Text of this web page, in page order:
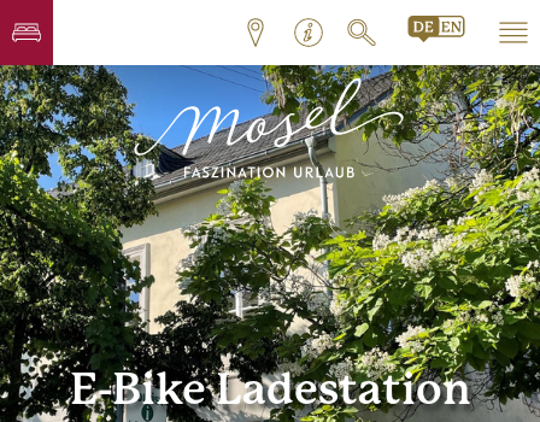
E-Bike Ladestation